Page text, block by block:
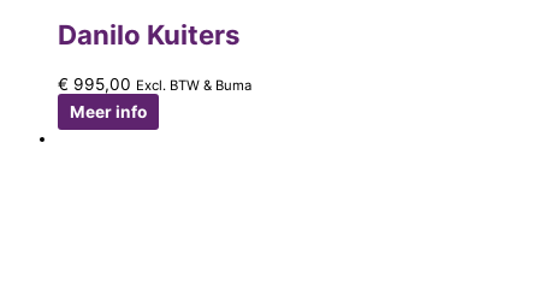
Danilo Kuiters
€ 995,00 Excl. BTW & Buma
Meer info